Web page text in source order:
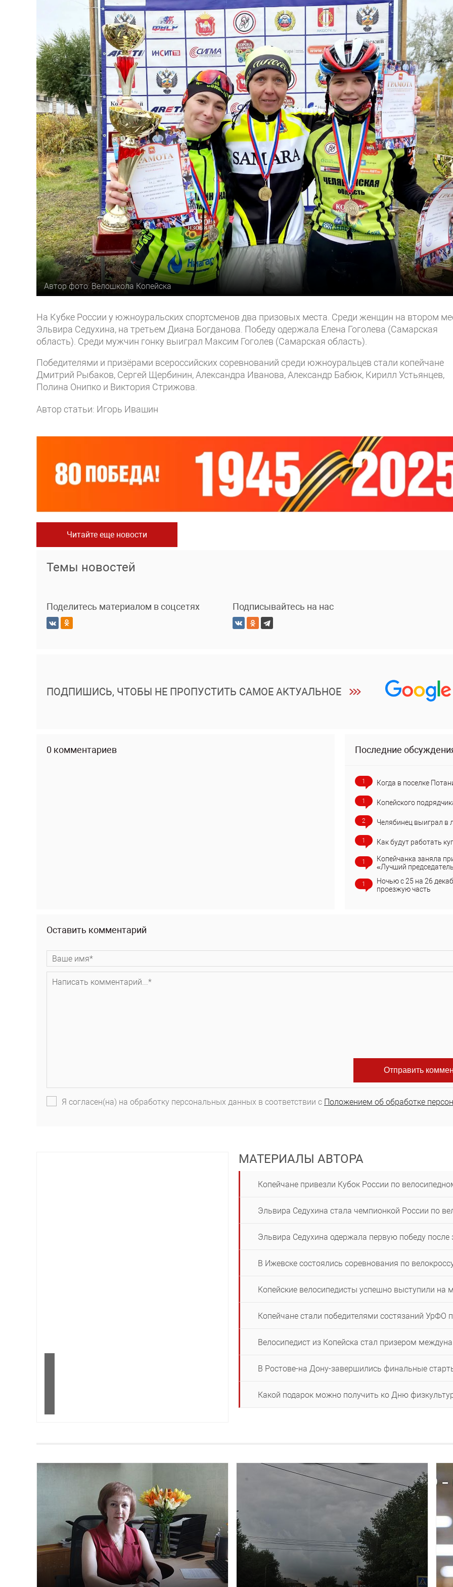
Автор фото: Велошкола Копейска
На Кубке России у южноуральских спортсменов два призовых места. Среди женщин на втором
Эльвира Седухина, на третьем Диана Богданова. Победу одержала Елена Гоголева (Самарская
область). Среди мужчин гонку выиграл Максим Гоголев (Самарская область).
Победителями и призёрами всероссийских соревнований среди южноуральцев стали копейчане
Дмитрий Рыбаков, Сергей Щербинин, Александра Иванова, Александр Бабюк, Кирилл Устьянцев,
Полина Онипко и Виктория Стрижова.
Автор статьи: Игорь Ивашин
Читайте еще новости
Темы новостей
Поделитесь материалом в соцсетях Подписывайтесь на нас
ПОДПИШИСЬ, ЧТОБЫ НЕ ПРОПУСТИТЬ САМОЕ АКТУАЛЬНОЕ
0 комментариев Последние
1 Когда в поселке
1 Копейского
2 Челябинец выиграл в
1 Как будут работать
1
Копейчанка заняла
«Лучший
1
Ночью с 25 на 26
проезжую часть
Оставить комментарий
Я согласен(на) на обработку персональных данных в соответствии с Положением об обработке
МАТЕРИАЛЫ АВТОРА
Копейчане привезли Кубок России по
Эльвира Седухина стала чемпионкой России по
Эльвира Седухина одержала первую победу после
В Ижевске состоялись соревнования по
Копейские велосипедисты успешно выступили на
Копейчане стали победителями состязаний УрФО
Велосипедист из Копейска стал призером
В Ростове-на Дону-завершились финальные
Какой подарок можно получить ко Дню